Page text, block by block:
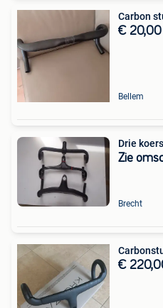
Carbon
€ 20,00
Bellem
Drie
Zie
Brecht
€